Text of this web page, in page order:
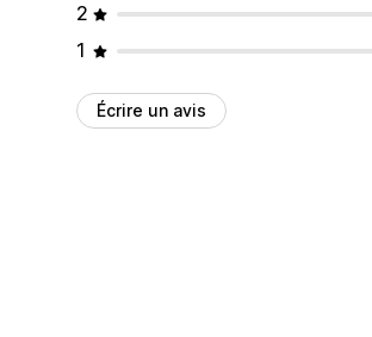
2
1
Écrire un avis